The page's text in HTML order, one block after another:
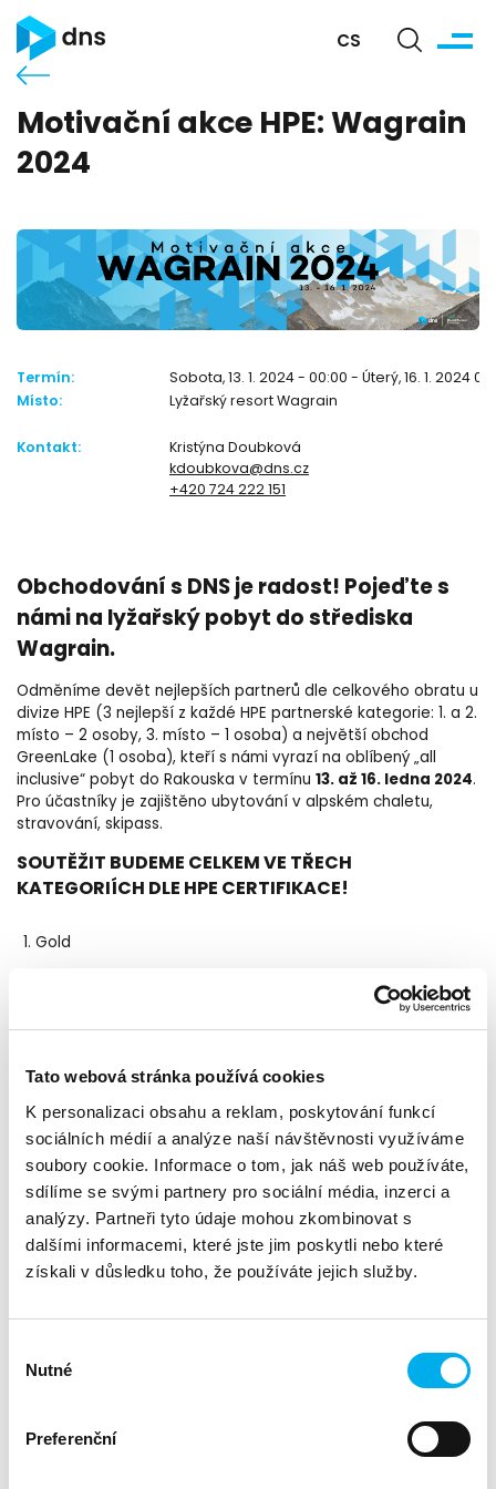
Tato webová stránka používá cookies
K personalizaci obsahu a reklam, poskytování funkcí
sociálních médií a analýze naší návštěvnosti využíváme
soubory cookie. Informace o tom, jak náš web používáte,
sdílíme se svými partnery pro sociální média, inzerci a
analýzy. Partneři tyto údaje mohou zkombinovat s
dalšími informacemi, které jste jim poskytli nebo které
získali v důsledku toho, že používáte jejich služby.
souhlasu
Nutné
Preferenční
CS
Motivační akce HPE: Wagrain
2024
Termín: Sobota, 13. 1. 2024 - 00:00 - Úterý, 16. 1. 2024
Místo: Lyžařský resort Wagrain
Kontakt:
Kristýna Doubková
kdoubkova@dns.cz
+420 724 222 151
Obchodování s DNS je radost! Pojeďte s
námi na lyžařský pobyt do střediska
Wagrain.
Odměníme devět nejlepších partnerů dle celkového obratu u
divize HPE (3 nejlepší z každé HPE partnerské kategorie: 1. a 2.
místo – 2 osoby, 3. místo – 1 osoba) a největší obchod
GreenLake (1 osoba), kteří s námi vyrazí na oblíbený „all
inclusive“ pobyt do Rakouska v termínu 13. až 16. ledna 2024.
Pro účastníky je zajištěno ubytování v alpském chaletu,
stravování, skipass.
SOUTĚŽIT BUDEME CELKEM VE TŘECH
KATEGORIÍCH DLE HPE CERTIFIKACE!
Gold
areálu Salzburger Sportwelt Amadé. Salzburger Sportwelt
velkým počtem nejmodernějších lanovek a vleků. Nabízí
rozmanitou nabídkou sjezdovek s tradičními horskými
chatami a hotely. Salzburger Sportwelt Amadé můžeme
pro přehlednost rozdělit do pěti lyžařských regionů:
Radstadt-Altenmarkt, Eben im Pongau, Filzmoos,
Flachau-Wagrain-St.Johann a Zauchensee-
Flachauwinkel-Kleinarl. Každý lyžař si v oblasti Salzburger
Sportwelt Amadé najde pro sebe tu vhodnou sjezdovku.
lyžaře a sjezdy hlubokým sněhem pro milovníky freeride
jízdy. Velkou předností jsou bezesporu i moderní sněhová
Salzburger Sportwelt Amadé až do pozdního jara.